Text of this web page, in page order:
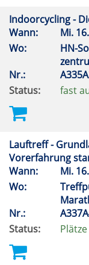
Indoorcycling -
Wann:
Mi.
Wo:
HN-
Nr.:
Status:
fast
Lauftreff -
Vorerfahrung
Wann:
Mi.
Wo:
Nr.:
Status: